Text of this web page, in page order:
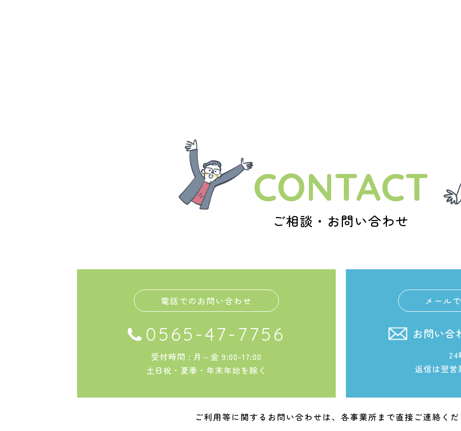
CONTACT
ご相談・お問い合わせ
電話でのお問い合わせ
0565-47-7756
受付時間 : 月～金 9:00-17:00
土日祝・夏季・年末年始を除く
メール
お問い合
24
返信は翌営
ご利用等に関するお問い合わせは、各事業所まで直接ご連絡くだ